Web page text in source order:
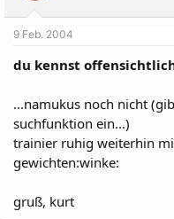
9 Feb. 2004
du kennst
...namukus noch nicht
suchfunktion ein...)
trainier ruhig weiterhin
gewichten:winke:
gruß, kurt